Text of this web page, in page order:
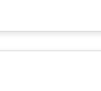
Condo/Appartement